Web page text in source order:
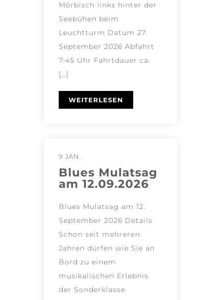
Mörbisch links hinter der
Seebühen beim
Leuchtturm Datum 27.
September 2026 Abfahrt
7:45 Uhr Fahrtdauer ca.
[…]
WEITERLESEN
9 JAN.
Blues Mulatsag
am 12.09.2026
Blues Mulatsag am 12.
September 2026 Details
Schon seit mehreren
Jahren dürfen wie Sie an
Bord zu einem
musikalischen Erlebnis
der Sonderklasse